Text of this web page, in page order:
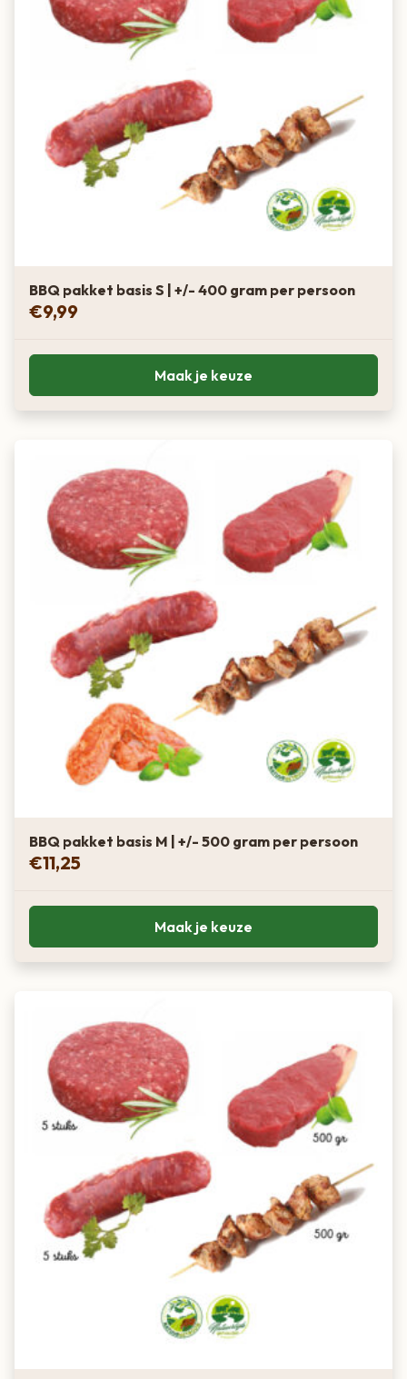
BBQ pakket basis S | +/- 400 gram per persoon
€9,99
Maak je keuze
BBQ pakket basis M | +/- 500 gram per persoon
€11,25
Maak je keuze